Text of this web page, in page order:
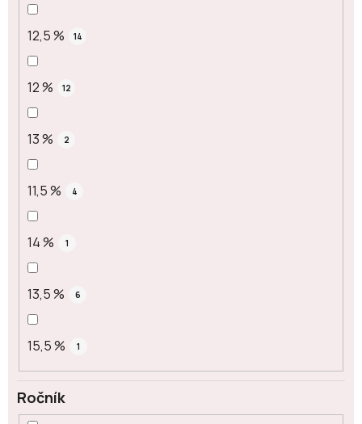
12,5 % 14
12 % 12
13 % 2
11,5 % 4
14 % 1
13,5 % 6
15,5 % 1
Ročník